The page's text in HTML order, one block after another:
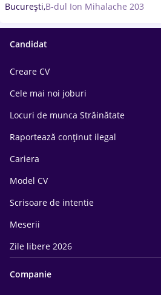
București,B-dul Ion Mihalache 203
Candidat
Creare CV
Cele mai noi joburi
Locuri de munca Străinătate
Raportează conținut ilegal
Cariera
Model CV
Scrisoare de intentie
Meserii
Zile libere 2026
Companie